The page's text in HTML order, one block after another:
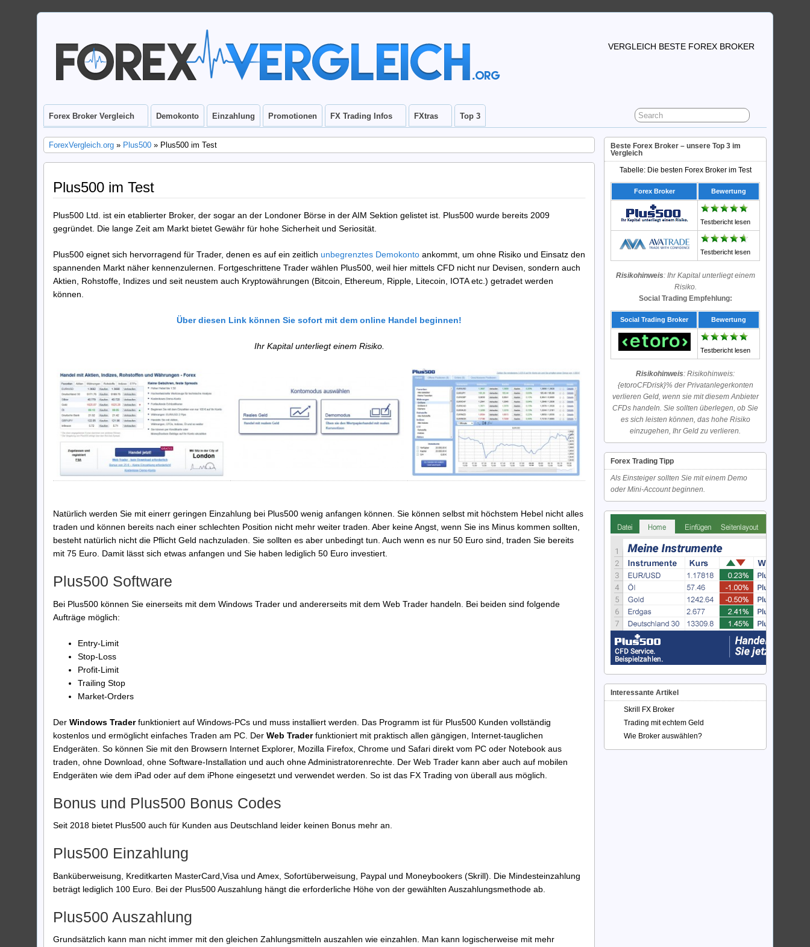
VERGLEICH BESTE FOREX BROKER
Forex Broker Vergleich Demokonto Einzahlung Promotionen FX Trading Infos FXtras Top 3
ForexVergleich.org » Plus500 » Plus500 im Test
Plus500 im Test
Plus500 Ltd. ist ein etablierter Broker, der sogar an der Londoner Börse in der AIM Sektion gelistet ist. Plus500 wurde bereits 2009
gegründet. Die lange Zeit am Markt bietet Gewähr für hohe Sicherheit und Seriosität.
Plus500 eignet sich hervorragend für Trader, denen es auf ein zeitlich unbegrenztes Demokonto ankommt, um ohne Risiko und Einsatz den
spannenden Markt näher kennenzulernen. Fortgeschrittene Trader wählen Plus500, weil hier mittels CFD nicht nur Devisen, sondern auch
Aktien, Rohstoffe, Indizes und seit neustem auch Kryptowährungen (Bitcoin, Ethereum, Ripple, Litecoin, IOTA etc.) getradet werden
können.
Über diesen Link können Sie sofort mit dem online Handel beginnen!
Ihr Kapital unterliegt einem Risiko.
Natürlich werden Sie mit einerr geringen Einzahlung bei Plus500 wenig anfangen können. Sie können selbst mit höchstem Hebel nicht alles
traden und können bereits nach einer schlechten Position nicht mehr weiter traden. Aber keine Angst, wenn Sie ins Minus kommen sollten,
besteht natürlich nicht die Pflicht Geld nachzuladen. Sie sollten es aber unbedingt tun. Auch wenn es nur 50 Euro sind, traden Sie bereits
mit 75 Euro. Damit lässt sich etwas anfangen und Sie haben lediglich 50 Euro investiert.
Plus500 Software
Bei Plus500 können Sie einerseits mit dem Windows Trader und andererseits mit dem Web Trader handeln. Bei beiden sind folgende
Aufträge möglich:
Entry-Limit
Stop-Loss
Profit-Limit
Trailing Stop
Market-Orders
Der Windows Traderfunktioniert auf Windows-PCs und muss installiert werden. Das Programm ist für Plus500 Kunden vollständig
kostenlos und ermöglicht einfaches Traden am PC. Der Web Traderfunktioniert mit praktisch allen gängigen, Internet-tauglichen
Endgeräten. So können Sie mit den Browsern Internet Explorer, Mozilla Firefox, Chrome und Safari direkt vom PC oder Notebook aus
traden, ohne Download, ohne Software-Installation und auch ohne Administratorenrechte. Der Web Trader kann aber auch auf mobilen
Endgeräten wie dem iPad oder auf dem iPhone eingesetzt und verwendet werden. So ist das FX Trading von überall aus möglich.
Bonus und Plus500 Bonus Codes
Seit 2018 bietet Plus500 auch für Kunden aus Deutschland leider keinen Bonus mehr an.
Plus500 Einzahlung
Banküberweisung, Kreditkarten MasterCard,Visa und Amex, Sofortüberweisung, Paypal und Moneybookers (Skrill). Die Mindesteinzahlung
beträgt lediglich 100 Euro. Bei der Plus500 Auszahlung hängt die erforderliche Höhe von der gewählten Auszahlungsmethode ab.
Plus500 Auszahlung
Grundsätzlich kann man nicht immer mit den gleichen Zahlungsmitteln auszahlen wie einzahlen. Man kann logischerweise mit mehr
Beste Forex Broker – unsere Top 3 im
Vergleich
Tabelle: Die besten Forex Broker im Test
Forex Broker Bewertung
Testbericht lesen
Testbericht lesen
Risikohinweis: Ihr Kapital unterliegt einem
Risiko.
Social Trading Empfehlung:
Social Trading Broker Bewertung
Testbericht lesen
Risikohinweis: Risikohinweis:
{etoroCFDrisk}% der Privatanlegerkonten
verlieren Geld, wenn sie mit diesem Anbieter
CFDs handeln. Sie sollten überlegen, ob Sie
es sich leisten können, das hohe Risiko
einzugehen, Ihr Geld zu verlieren.
Forex Trading Tipp
Als Einsteiger sollten Sie mit einem Demo
oder Mini-Account beginnen.
Interessante Artikel
Skrill FX Broker
Trading mit echtem Geld
Wie Broker auswählen?